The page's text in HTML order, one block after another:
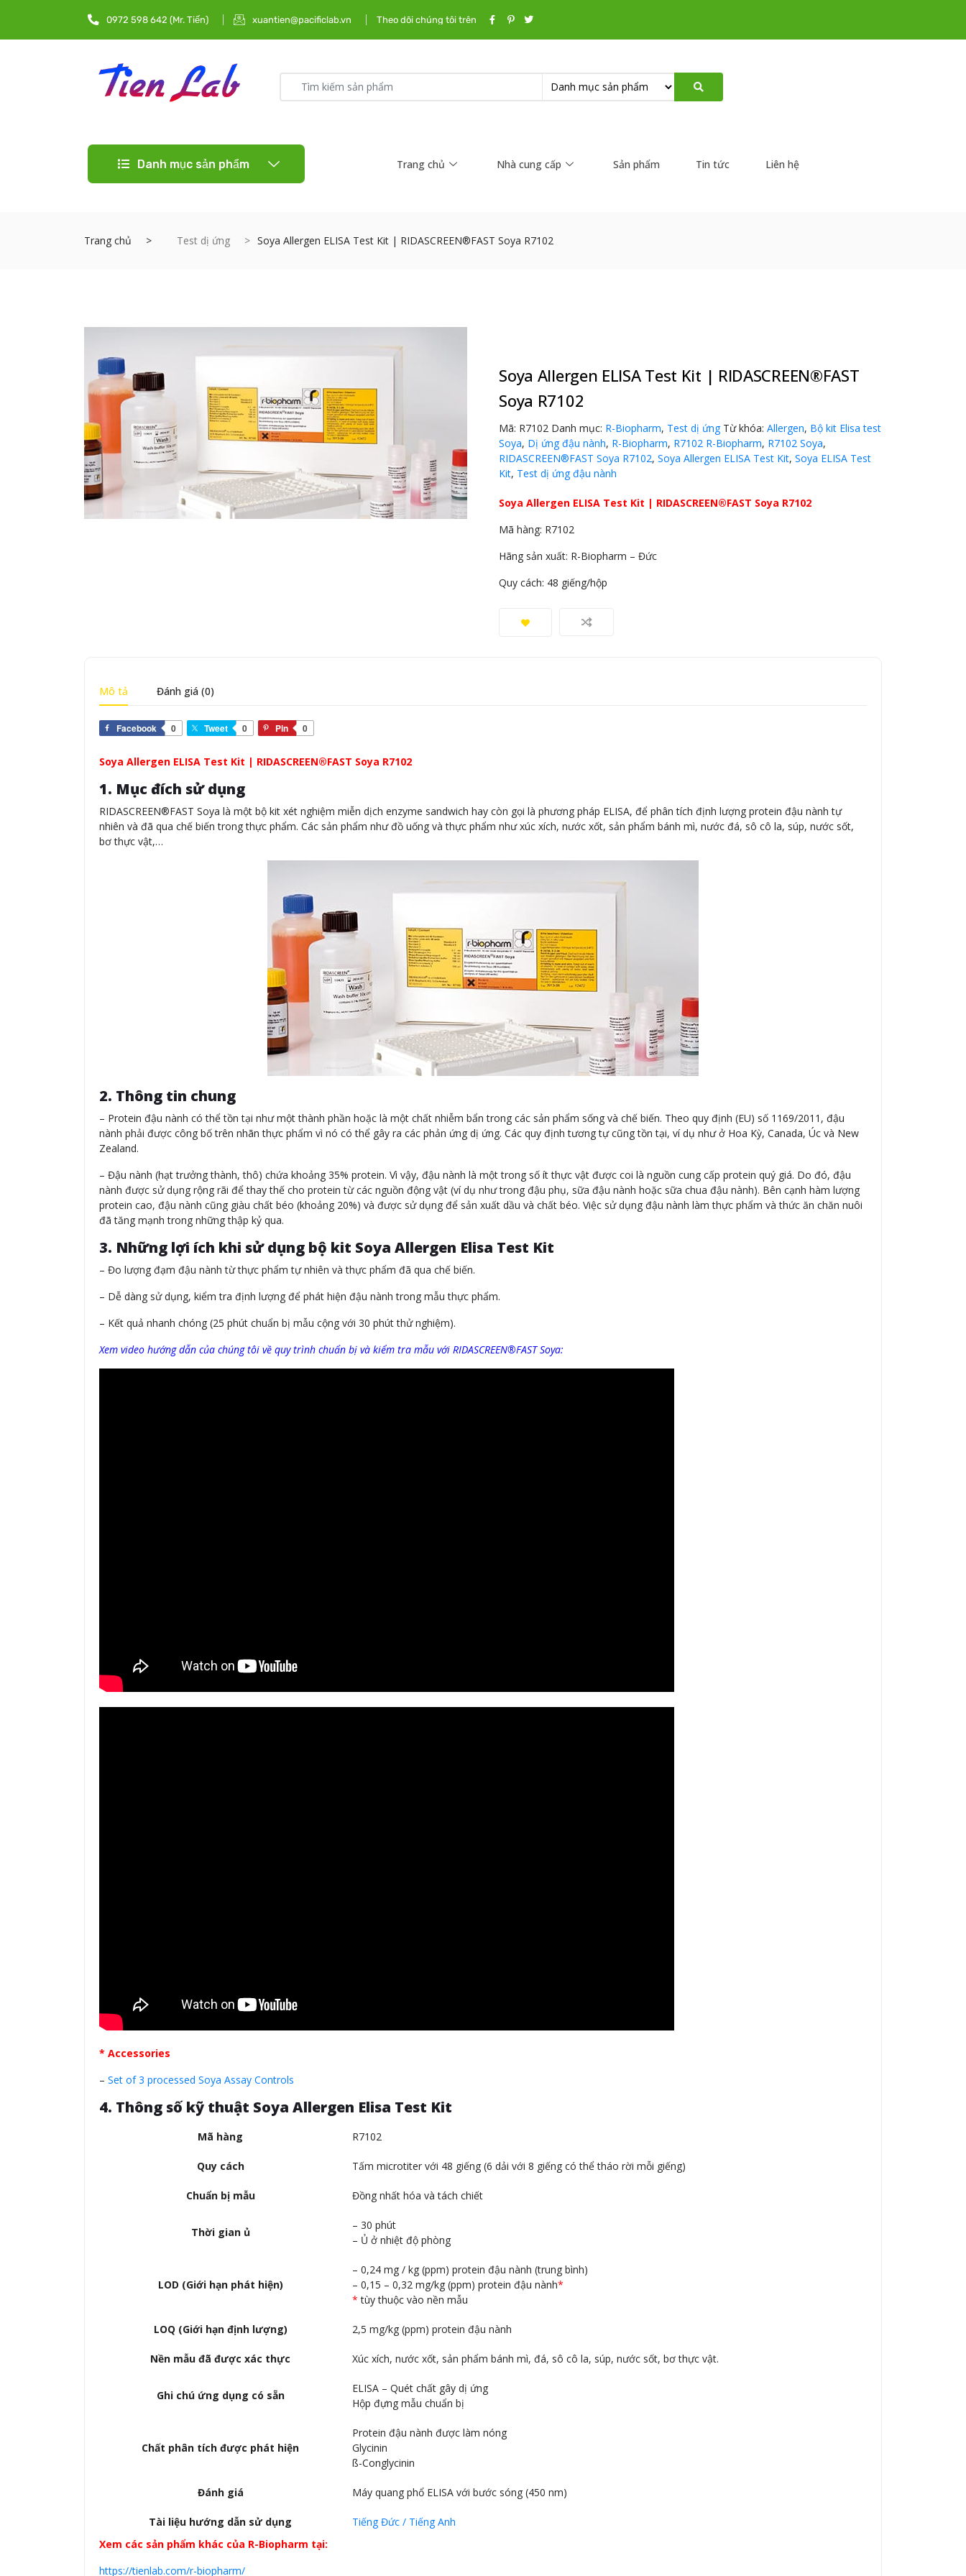
0972 598 642 (Mr. Tiến) xuantien@pacificlab.vn Theo dõi chúng tôi trên
Danh mục sản phẩm Trang chủ Nhà cung cấp Sản phẩm Tin tức Liên hệ
Trang chủ Test dị ứng Soya Allergen ELISA Test Kit | RIDASCREEN®FAST Soya R7102
Soya Allergen ELISA Test Kit | RIDASCREEN®FAST
Soya R7102
Mã: R7102 Danh mục: R-Biopharm, Test dị ứng Từ khóa:Allergen, Bộ kit Elisa test
Soya, Dị ứng đậu nành, R-Biopharm, R7102 R-Biopharm, R7102 Soya,
RIDASCREEN®FAST Soya R7102,Soya Allergen ELISA Test Kit,Soya ELISA Test
Kit, Test dị ứng đậu nành
Soya Allergen ELISA Test Kit | RIDASCREEN®FAST Soya R7102
Mã hàng: R7102
Hãng sản xuất: R-Biopharm – Đức
Quy cách: 48 giếng/hộp
Mô tả Đánh giá (0)
Facebook 0 Tweet 0 Pin 0
Soya Allergen ELISA Test Kit | RIDASCREEN®FAST Soya R7102
1. Mục đích sử dụng
RIDASCREEN®FAST Soya là một bộ kit xét nghiệm miễn dịch enzyme sandwich hay còn gọi là phương pháp ELISA, để phân tích định lượng protein đậu nành tự
nhiên và đã qua chế biến trong thực phẩm. Các sản phẩm như đồ uống và thực phẩm như xúc xích, nước xốt, sản phẩm bánh mì, nước đá, sô cô la, súp, nước sốt,
bơ thực vật,…
2. Thông tin chung
– Protein đậu nành có thể tồn tại như một thành phần hoặc là một chất nhiễm bẩn trong các sản phẩm sống và chế biến. Theo quy định (EU) số 1169/2011, đậu
nành phải được công bố trên nhãn thực phẩm vì nó có thể gây ra các phản ứng dị ứng. Các quy định tương tự cũng tồn tại, ví dụ như ở Hoa Kỳ, Canada, Úc và New
Zealand.
– Đậu nành (hạt trưởng thành, thô) chứa khoảng 35% protein. Vì vậy, đậu nành là một trong số ít thực vật được coi là nguồn cung cấp protein quý giá. Do đó, đậu
nành được sử dụng rộng rãi để thay thế cho protein từ các nguồn động vật (ví dụ như trong đậu phụ, sữa đậu nành hoặc sữa chua đậu nành). Bên cạnh hàm lượng
protein cao, đậu nành cũng giàu chất béo (khoảng 20%) và được sử dụng để sản xuất dầu và chất béo. Việc sử dụng đậu nành làm thực phẩm và thức ăn chăn nuôi
đã tăng mạnh trong những thập kỷ qua.
3. Những lợi ích khi sử dụng bộ kit Soya Allergen Elisa Test Kit
– Đo lượng đạm đậu nành từ thực phẩm tự nhiên và thực phẩm đã qua chế biến.
– Dễ dàng sử dụng, kiểm tra định lượng để phát hiện đậu nành trong mẫu thực phẩm.
– Kết quả nhanh chóng (25 phút chuẩn bị mẫu cộng với 30 phút thử nghiệm).
Xem video hướng dẫn của chúng tôi về quy trình chuẩn bị và kiểm tra mẫu với RIDASCREEN®FAST Soya:
* Accessories
– Set of 3 processed Soya Assay Controls
4. Thông số kỹ thuật Soya Allergen Elisa Test Kit
Mã hàng R7102
Quy cách Tấm microtiter với 48 giếng (6 dải với 8 giếng có thể tháo rời mỗi giếng)
Chuẩn bị mẫu Đồng nhất hóa và tách chiết
Thời gian ủ
– 30 phút
– Ủ ở nhiệt độ phòng
LOD (Giới hạn phát hiện)
– 0,24 mg / kg (ppm) protein đậu nành (trung bình)
– 0,15 – 0,32 mg/kg (ppm) protein đậu nành*
* tùy thuộc vào nền mẫu
LOQ (Giới hạn định lượng) 2,5 mg/kg (ppm) protein đậu nành
Nền mẫu đã được xác thực Xúc xích, nước xốt, sản phẩm bánh mì, đá, sô cô la, súp, nước sốt, bơ thực vật.
Ghi chú ứng dụng có sẵn
ELISA – Quét chất gây dị ứng
Hộp đựng mẫu chuẩn bị
Chất phân tích được phát hiện
Protein đậu nành được làm nóng
Glycinin
ß-Conglycinin
Đánh giá Máy quang phổ ELISA với bước sóng (450 nm)
Tài liệu hướng dẫn sử dụng
Tiếng Đức / Tiếng Anh
Xem các sản phẩm khác của R-Biopharm tại:
https://tienlab.com/r-biopharm/